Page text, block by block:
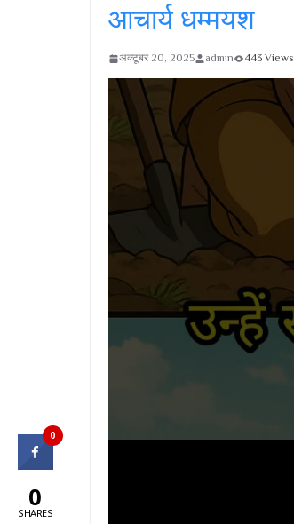
आचार्य धम्मयश
अक्टूबर 20, 2025 admin 443 Views
0
0
SHARES